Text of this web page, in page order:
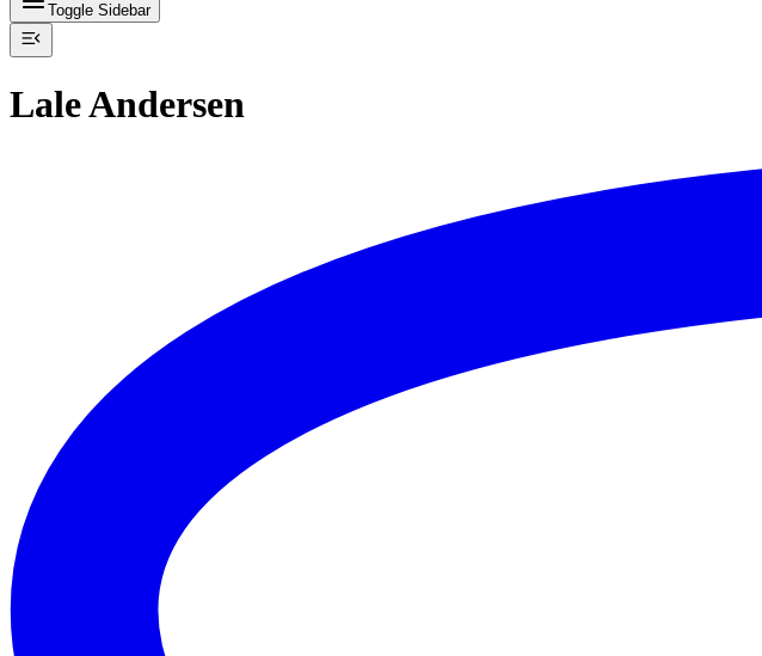
Toggle Sidebar
Lale Andersen